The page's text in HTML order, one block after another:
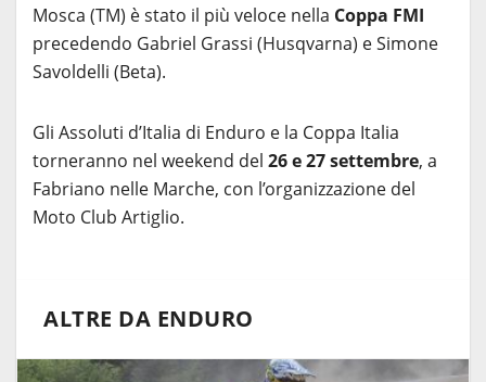
Mosca (TM) è stato il più veloce nella Coppa FMI
precedendo Gabriel Grassi (Husqvarna) e Simone
Savoldelli (Beta).
Gli Assoluti d’Italia di Enduro e la Coppa Italia
torneranno nel weekend del 26 e 27 settembre, a
Fabriano nelle Marche, con l’organizzazione del
Moto Club Artiglio.
ALTRE DA ENDURO